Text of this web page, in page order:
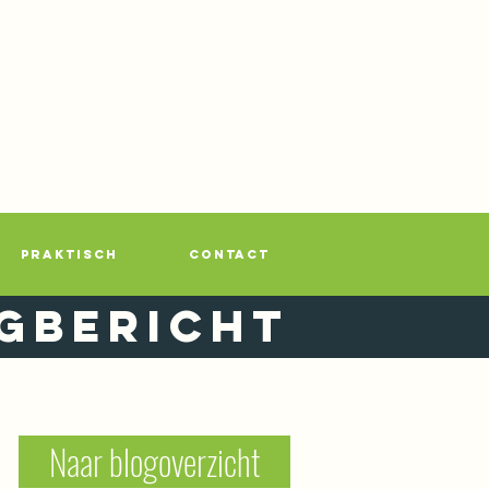
PRAKTISCH CONTACT
Naar blogoverzicht